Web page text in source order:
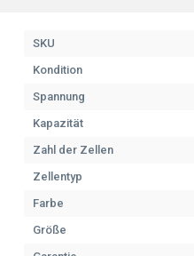
SKU
Kondition
Spannung
Kapazität
Zahl der Zellen
Zellentyp
Farbe
Größe